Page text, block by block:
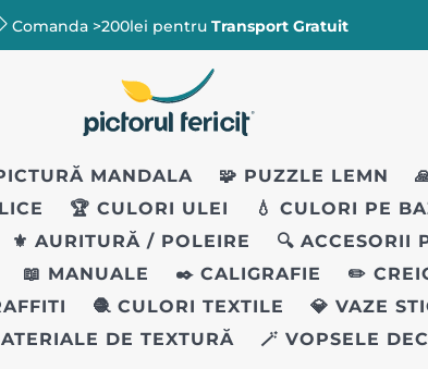
Comanda >200lei pentru Transport Gratuit
MANDALA 🧩 PUZZLE LEMN
🏆 CULORI ULEI 💧 CULORI PE
⚜️ AURITURĂ / POLEIRE 🔍 ACCESORII
📖 MANUALE ✒️ CALIGRAFIE ✏️
🧶 CULORI TEXTILE 💎 VAZE
DE TEXTURĂ 🪄 VOPSELE